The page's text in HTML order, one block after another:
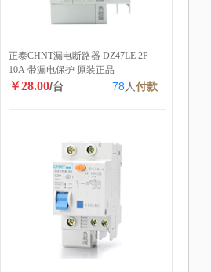
正泰CHNT漏电断路器 DZ47LE 2P
10A 带漏电保护 原装正品
￥28.00/台 78 人付款